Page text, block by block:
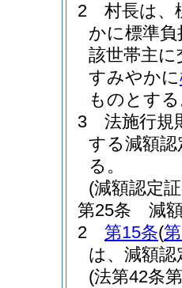
2
村長は、
かに標準
該世帯主
すみやかに
ものとす
3
法施行規
する減額
る。
(減額認定
第25条
減
2
第15条(
は、減額
(法第42条